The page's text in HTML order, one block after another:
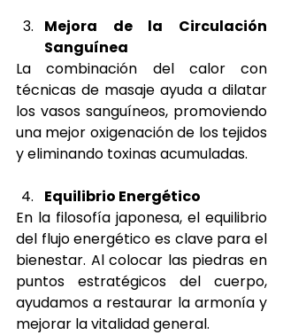
Mejora de la Circulación
Sanguínea
La combinación del calor con
técnicas de masaje ayuda a dilatar
los vasos sanguíneos, promoviendo
una mejor oxigenación de los tejidos
y eliminando toxinas acumuladas.
Equilibrio Energético
En la filosofía japonesa, el equilibrio
del flujo energético es clave para el
bienestar. Al colocar las piedras en
puntos estratégicos del cuerpo,
ayudamos a restaurar la armonía y
mejorar la vitalidad general.